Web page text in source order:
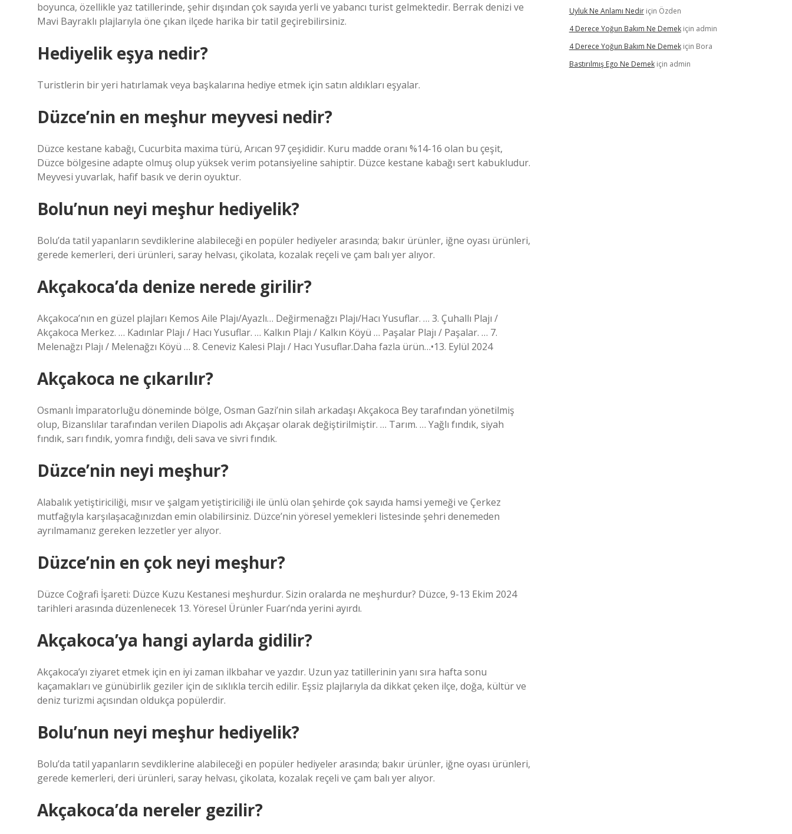
boyunca, özellikle yaz tatillerinde, şehir dışından çok sayıda yerli ve yabancı turist gelmektedir. Berrak denizi ve
Mavi Bayraklı plajlarıyla öne çıkan ilçede harika bir tatil geçirebilirsiniz.
Hediyelik eşya nedir?
Turistlerin bir yeri hatırlamak veya başkalarına hediye etmek için satın aldıkları eşyalar.
Düzce’nin en meşhur meyvesi nedir?
Düzce kestane kabağı, Cucurbita maxima türü, Arıcan 97 çeşididir. Kuru madde oranı %14-16 olan bu çeşit,
Düzce bölgesine adapte olmuş olup yüksek verim potansiyeline sahiptir. Düzce kestane kabağı sert kabukludur.
Meyvesi yuvarlak, hafif basık ve derin oyuktur.
Bolu’nun neyi meşhur hediyelik?
Bolu’da tatil yapanların sevdiklerine alabileceği en popüler hediyeler arasında; bakır ürünler, iğne oyası ürünleri,
gerede kemerleri, deri ürünleri, saray helvası, çikolata, kozalak reçeli ve çam balı yer alıyor.
Akçakoca’da denize nerede girilir?
Akçakoca’nın en güzel plajları Kemos Aile Plajı/Ayazlı… Değirmenağzı Plajı/Hacı Yusuflar. … 3. Çuhallı Plajı /
Akçakoca Merkez. … Kadınlar Plajı / Hacı Yusuflar. … Kalkın Plajı / Kalkın Köyü … Paşalar Plajı / Paşalar. … 7.
Melenağzı Plajı / Melenağzı Köyü … 8. Ceneviz Kalesi Plajı / Hacı Yusuflar.Daha fazla ürün…•13. Eylül 2024
Akçakoca ne çıkarılır?
Osmanlı İmparatorluğu döneminde bölge, Osman Gazi’nin silah arkadaşı Akçakoca Bey tarafından yönetilmiş
olup, Bizanslılar tarafından verilen Diapolis adı Akçaşar olarak değiştirilmiştir. … Tarım. … Yağlı fındık, siyah
fındık, sarı fındık, yomra fındığı, deli sava ve sivri fındık.
Düzce’nin neyi meşhur?
Alabalık yetiştiriciliği, mısır ve şalgam yetiştiriciliği ile ünlü olan şehirde çok sayıda hamsi yemeği ve Çerkez
mutfağıyla karşılaşacağınızdan emin olabilirsiniz. Düzce’nin yöresel yemekleri listesinde şehri denemeden
ayrılmamanız gereken lezzetler yer alıyor.
Düzce’nin en çok neyi meşhur?
Düzce Coğrafi İşareti: Düzce Kuzu Kestanesi meşhurdur. Sizin oralarda ne meşhurdur? Düzce, 9-13 Ekim 2024
tarihleri ​​arasında düzenlenecek 13. Yöresel Ürünler Fuarı’nda yerini ayırdı.
Akçakoca’ya hangi aylarda gidilir?
Akçakoca’yı ziyaret etmek için en iyi zaman ilkbahar ve yazdır. Uzun yaz tatillerinin yanı sıra hafta sonu
kaçamakları ve günübirlik geziler için de sıklıkla tercih edilir. Eşsiz plajlarıyla da dikkat çeken ilçe, doğa, kültür ve
deniz turizmi açısından oldukça popülerdir.
Bolu’nun neyi meşhur hediyelik?
Bolu’da tatil yapanların sevdiklerine alabileceği en popüler hediyeler arasında; bakır ürünler, iğne oyası ürünleri,
gerede kemerleri, deri ürünleri, saray helvası, çikolata, kozalak reçeli ve çam balı yer alıyor.
Akçakoca’da nereler gezilir?
Uyluk Ne Anlamı Nediriçin Özden
4 Derece Yoğun Bakım Ne Demekiçin admin
4 Derece Yoğun Bakım Ne Demekiçin Bora
Bastırılmış Ego Ne Demekiçin admin